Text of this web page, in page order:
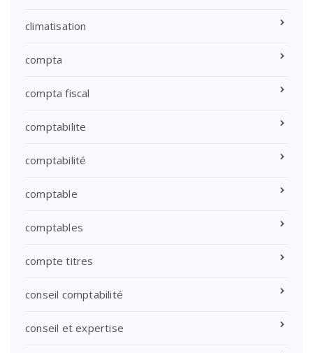
climatisation
compta
compta fiscal
comptabilite
comptabilité
comptable
comptables
compte titres
conseil comptabilité
conseil et expertise